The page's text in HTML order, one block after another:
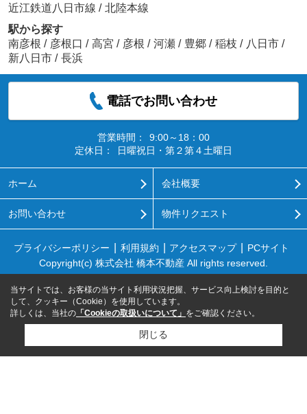
近江鉄道八日市線 / 北陸本線
駅から探す
南彦根 / 彦根口 / 高宮 / 彦根 / 河瀬 / 豊郷 / 稲枝 / 八日市 /
新八日市 / 長浜
電話でお問い合わせ
営業時間：
9:00～18：00
定休日：
日曜祝日・第２第４土曜日
ホーム 会社概要
お問い合わせ 物件リクエスト
プライバシーポリシー 利用規約 アクセスマップ
PCサイト
Copyright(c) 株式会社 橋本不動産 All rights reserved.
当サイトでは、お客様の当サイト利用状況把握、サービス向上検討を目的と
して、クッキー（Cookie）を使用しています。
詳しくは、当社の 「Cookieの取扱いについて」 をご確認ください。
閉じる